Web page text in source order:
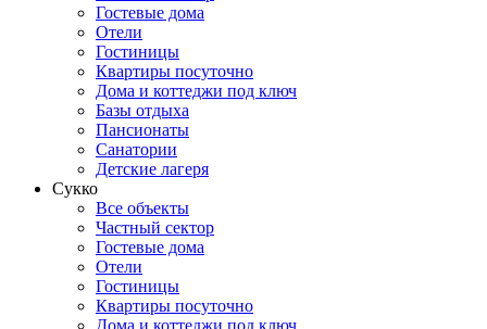
Гостевые дома
Отели
Гостиницы
Квартиры посуточно
Дома и коттеджи под ключ
Базы отдыха
Пансионаты
Санатории
Детские лагеря
Сукко
Все объекты
Частный сектор
Гостевые дома
Отели
Гостиницы
Квартиры посуточно
Дома и коттеджи под ключ